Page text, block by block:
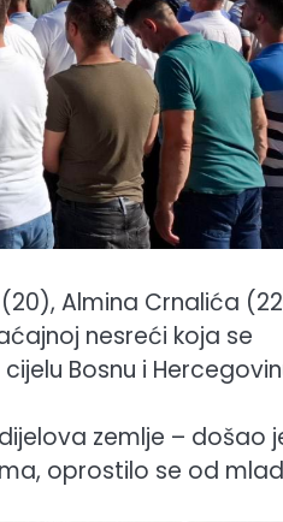
Almina Crnalića
nesreći koja se
Bosnu i
zemlje – došao
oprostilo se od